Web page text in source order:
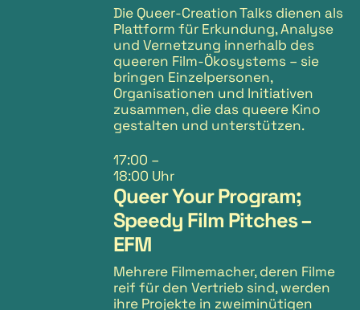
Die Queer-Creation Talks dienen als
Plattform für Erkundung, Analyse
und Vernetzung innerhalb des
queeren Film-Ökosystems – sie
bringen Einzelpersonen,
Organisationen und Initiativen
zusammen, die das queere Kino
gestalten und unterstützen.
17:00 –
18:00 Uhr
Queer Your Program;
Speedy Film Pitches –
EFM
Mehrere Filmemacher, deren Filme
reif für den Vertrieb sind, werden
ihre Projekte in zweiminütigen